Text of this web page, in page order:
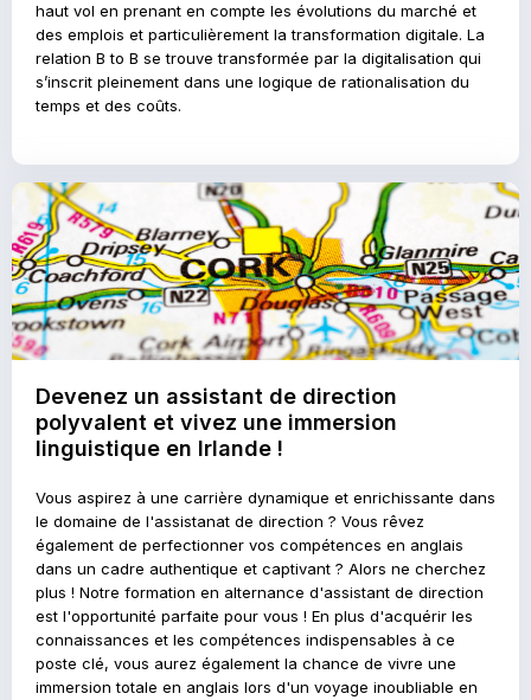
haut vol en prenant en compte les évolutions du marché et
des emplois et particulièrement la transformation digitale. La
relation B to B se trouve transformée par la digitalisation qui
s’inscrit pleinement dans une logique de rationalisation du
temps et des coûts.
Devenez un assistant de direction
polyvalent et vivez une immersion
linguistique en Irlande !
Vous aspirez à une carrière dynamique et enrichissante dans
le domaine de l'assistanat de direction ? Vous rêvez
également de perfectionner vos compétences en anglais
dans un cadre authentique et captivant ? Alors ne cherchez
plus ! Notre formation en alternance d'assistant de direction
est l'opportunité parfaite pour vous ! En plus d'acquérir les
connaissances et les compétences indispensables à ce
poste clé, vous aurez également la chance de vivre une
immersion totale en anglais lors d'un voyage inoubliable en